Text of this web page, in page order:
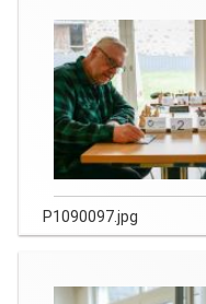
P1090097.jpg